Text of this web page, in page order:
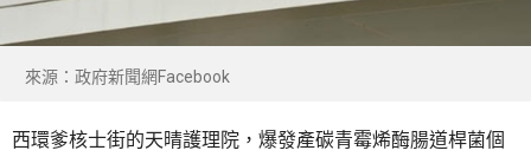
來源：政府新聞網Facebook
西環爹核士街的天晴護理院，爆發產碳青霉烯酶腸道桿菌個